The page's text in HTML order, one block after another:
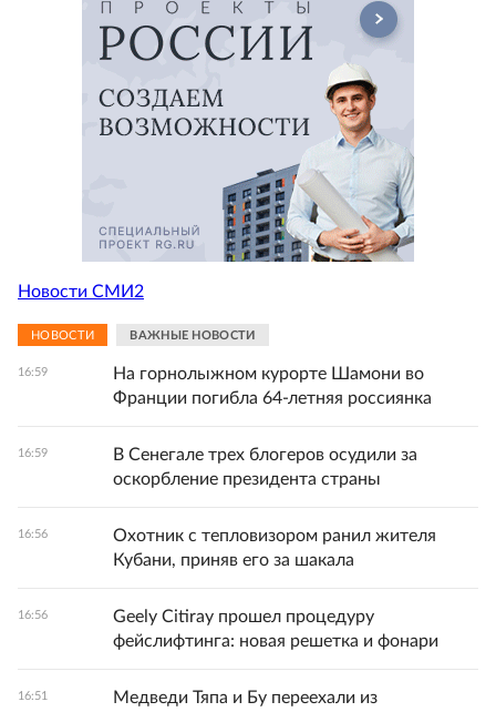
Новости СМИ2
НОВОСТИ ВАЖНЫЕ НОВОСТИ
16:59
На горнолыжном курорте Шамони во
Франции погибла 64-летняя россиянка
16:59
В Сенегале трех блогеров осудили за
оскорбление президента страны
16:56
Охотник с тепловизором ранил жителя
Кубани, приняв его за шакала
16:56
Geely Citiray прошел процедуру
фейслифтинга: новая решетка и фонари
16:51
Медведи Тяпа и Бу переехали из